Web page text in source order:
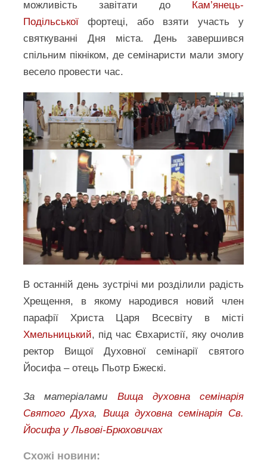
можливість завітати до Кам’янець-
Подільської фортеці, або взяти участь у
святкуванні Дня міста. День завершився
спільним пікніком, де семінаристи мали змогу
весело провести час.
В останній день зустрічі ми розділили радість
Хрещення, в якому народився новий член
парафії Христа Царя Всесвіту в місті
Хмельницький, під час Євхаристії, яку очолив
ректор Вищої Духовної семінарії святого
Йосифа – отець Пьотр Бжескі.
За матеріалами Вища духовна семінарія
Святого Духа,Вища духовна семінарія Св.
Йосифа у Львові-Брюховичах
Схожі новини: